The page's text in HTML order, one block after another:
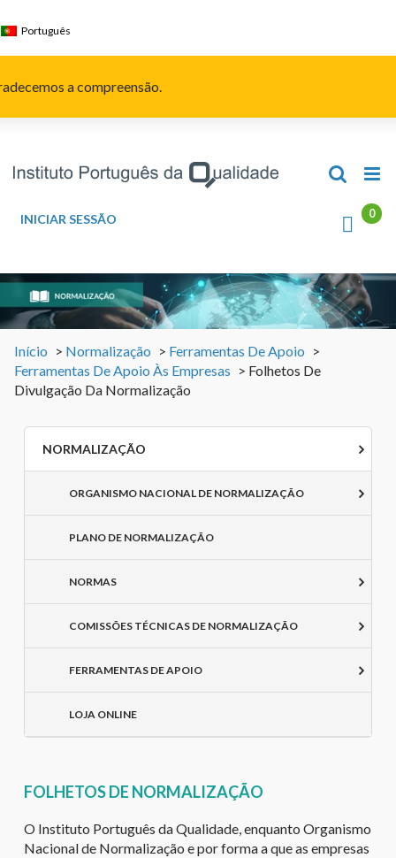
to
Português
a compreensão.
INICIAR SESSÃO
Início > Normalização > Ferramentas De Apoio >
Ferramentas De Apoio Às Empresas > Folhetos De
Divulgação Da Normalização
NORMALIZAÇÃO
ORGANISMO NACIONAL DE NORMALIZAÇÃO
PLANO DE NORMALIZAÇÃO
NORMAS
COMISSÕES TÉCNICAS DE NORMALIZAÇÃO
FERRAMENTAS DE APOIO
LOJA ONLINE
FOLHETOS DE NORMALIZAÇÃO
O Instituto Português da Qualidade, enquanto Organismo
Nacional de Normalização e por forma a que as empresas